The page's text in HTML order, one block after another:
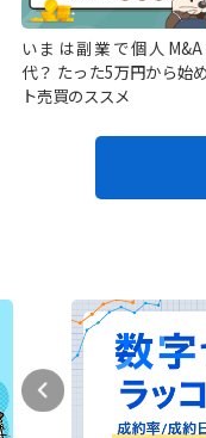
いまは副業で個人
代？ たった5万円から始
ト売買のススメ